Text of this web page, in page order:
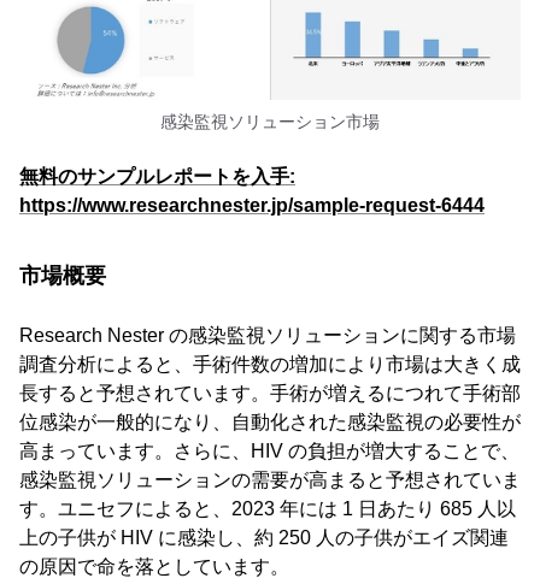
感染監視ソリューション市場
無料のサンプルレポートを入手:
https://www.researchnester.jp/sample-request-6444
市場概要
Research Nester の感染監視ソリューションに関する市場
調査分析によると、手術件数の増加により市場は大きく成
長すると予想されています。手術が増えるにつれて手術部
位感染が一般的になり、自動化された感染監視の必要性が
高まっています。さらに、HIV の負担が増大することで、
感染監視ソリューションの需要が高まると予想されていま
す。ユニセフによると、2023 年には 1 日あたり 685 人以
上の子供が HIV に感染し、約 250 人の子供がエイズ関連
の原因で命を落としています。